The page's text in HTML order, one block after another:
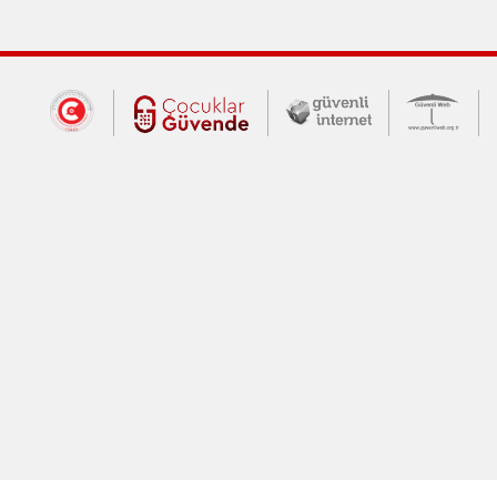
Dış Bağlantılar
Cumhurbaşkanlığı İletişim Merkezi
Çocuklar Güvende (yeni
Güvenli